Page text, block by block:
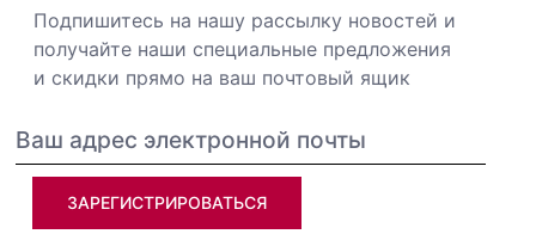
Подпишитесь на нашу рассылку новостей и
получайте наши специальные предложения
и скидки прямо на ваш почтовый ящик
ЗАРЕГИСТРИРОВАТЬСЯ